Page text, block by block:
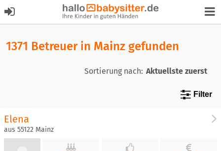
1371 Betreuer in Mainz gefunden
Sortierung nach:
Filter
Elena
aus 55122 Mainz